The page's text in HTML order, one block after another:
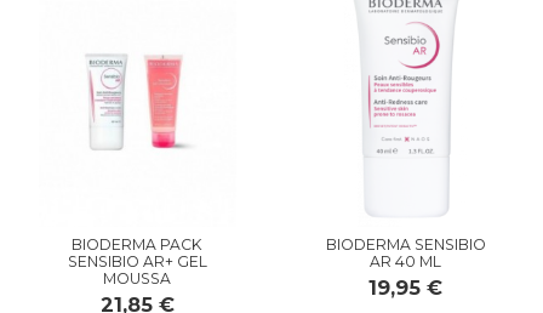
BIODERMA PACK
SENSIBIO AR+ GEL
MOUSSA
21,85 €
BIODERMA SENSIBIO
AR 40 ML
19,95 €